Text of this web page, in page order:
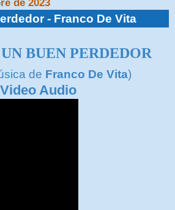
de 2023
- Franco De Vita
BUEN PERDEDOR
de Franco De Vita)
Video Audio